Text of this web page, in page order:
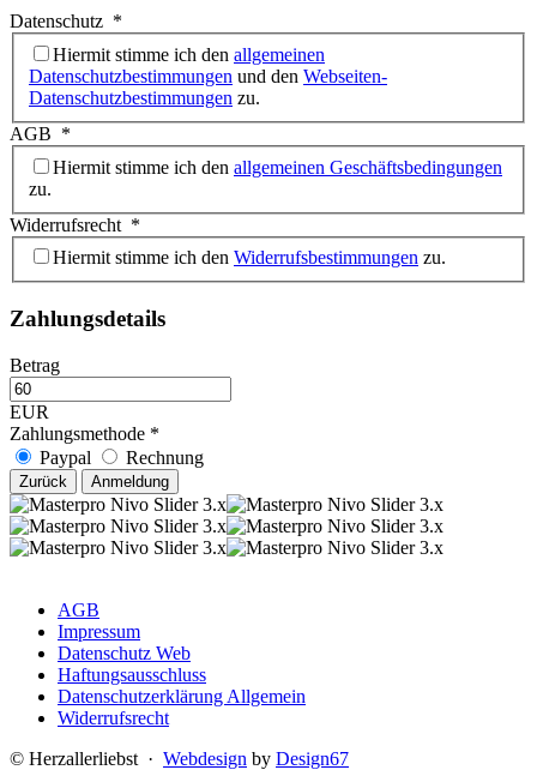
Datenschutz *
Hiermit stimme ich den allgemeinen
Datenschutzbestimmungen und den Webseiten-
Datenschutzbestimmungen zu.
AGB *
Hiermit stimme ich den allgemeinen Geschäftsbedingungen
zu.
Widerrufsrecht *
Hiermit stimme ich den Widerrufsbestimmungen zu.
Zahlungsdetails
Betrag
EUR
Zahlungsmethode *
Paypal
Rechnung
AGB
Impressum
Datenschutz Web
Haftungsausschluss
Datenschutzerklärung Allgemein
Widerrufsrecht
© Herzallerliebst · Webdesign by Design67